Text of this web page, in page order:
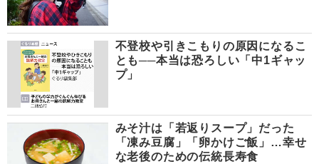
不登校や引きこもりの原因になるこ
とも──本当は恐ろしい「中1ギャッ
プ」
みそ汁は「若返りスープ」だった
「凍み豆腐」「卵かけご飯」…幸せ
な老後のための伝統長寿食